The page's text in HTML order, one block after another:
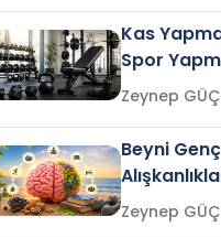
Kas
Spor
Zeynep
Beyni
Zeynep